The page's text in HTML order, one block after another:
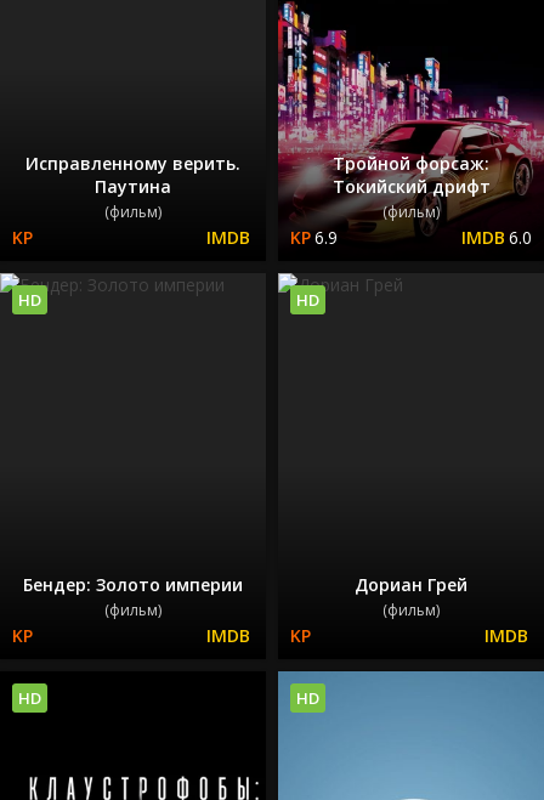
Исправленному верить.
Паутина
(фильм)
Тройной форсаж:
Токийский дрифт
(фильм)
6.9 6.0
Бендер: Золото империи
(фильм)
HD
Дориан Грей
(фильм)
HD
HD HD